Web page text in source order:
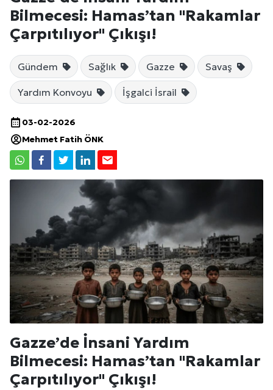
Bilmecesi: Hamas’tan "Rakamlar
Çarpıtılıyor" Çıkışı!
Gündem Sağlık Gazze Savaş
Yardım Konvoyu İşgalci İsrail
03-02-2026
Mehmet Fatih ÖNK
Gazze’de İnsani Yardım
Bilmecesi: Hamas’tan "Rakamlar
Çarpıtılıyor" Çıkışı!